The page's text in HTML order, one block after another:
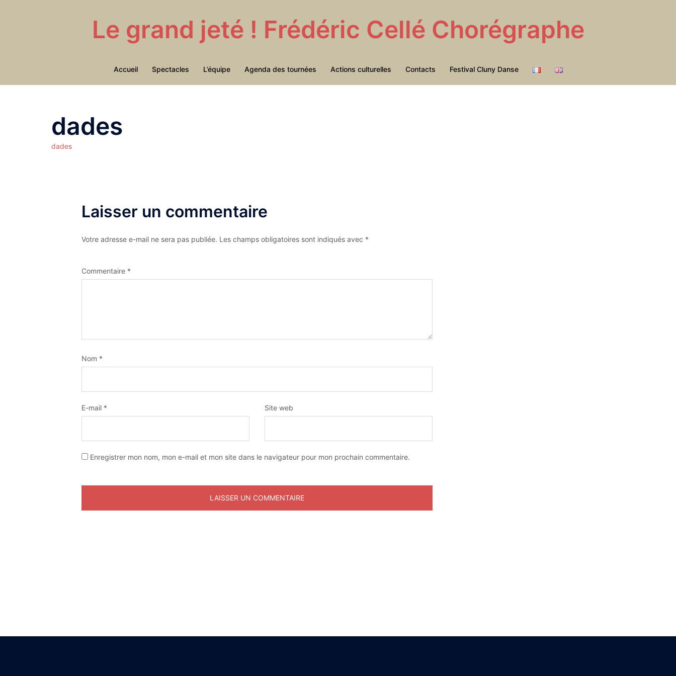
Le grand jeté ! Frédéric Cellé Chorégraphe
Accueil Spectacles L’équipe Agenda des tournées Actions culturelles Contacts Festival Cluny Danse
dades
dades
Laisser un commentaire
Votre adresse e-mail ne sera pas publiée. Les champs obligatoires sont indiqués avec *
Commentaire *
Nom *
E-mail * Site web
Enregistrer mon nom, mon e-mail et mon site dans le navigateur pour mon prochain commentaire.